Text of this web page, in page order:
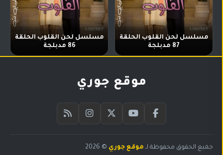
مسلسل لحن القلوب الحلقة
87 مدبلجة
مسلسل لحن القلوب الحلقة
86 مدبلجة
موقع جوري
جميع الحقوق محفوظة لـ موقع جوري © 2026